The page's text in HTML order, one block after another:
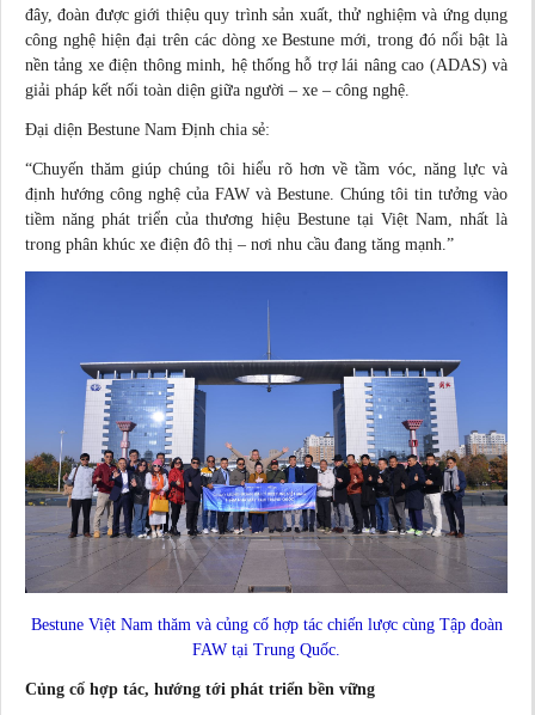
đây, đoàn được giới thiệu quy trình sản xuất, thử nghiệm và ứng dụng
công nghệ hiện đại trên các dòng xe Bestune mới, trong đó nổi bật là
nền tảng xe điện thông minh, hệ thống hỗ trợ lái nâng cao (ADAS) và
giải pháp kết nối toàn diện giữa người – xe – công nghệ.
Đại diện Bestune Nam Định chia sẻ:
“Chuyến thăm giúp chúng tôi hiểu rõ hơn về tầm vóc, năng lực và
định hướng công nghệ của FAW và Bestune. Chúng tôi tin tưởng vào
tiềm năng phát triển của thương hiệu Bestune tại Việt Nam, nhất là
trong phân khúc xe điện đô thị – nơi nhu cầu đang tăng mạnh.”
Bestune Việt Nam thăm và củng cố hợp tác chiến lược cùng Tập đoàn
FAW tại Trung Quốc.
Củng cố hợp tác, hướng tới phát triển bền vững